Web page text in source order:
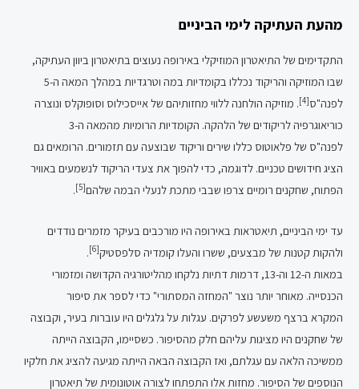
מהעת העתיקה לימי הביניים
התקדימים של התיאטרון המוזיקלי באירופה נעוצים בתיאטרון ביוון העתיקה,
שבו המוזיקה והריקוד נכללו בקומדיות במה וטרגדיות במהלך המאה ה-5
לפנה"ס[4]
. מוזיקה הולחנה ללווי מחזותיהם של אייסכילוס וסופוקלס ונוצרה
כוריאוגרפיה לריקודים של הלהקה. הקומדיות הרומיות מהמאה ה-3
לפנה"ס של פלאוטוס כללו שירים וריקוד שבוצעה עם תזמורים. הרומאים גם
הציג חידושים טכניים. לדוגמה, כדי להפוך את צעדי הריקוד לנשמעים באוויר
הפתוח, שחקנים רומיים צרפו שבבי מתכת לנעלי הבמה שלהם[5]
.
עד ימי הביניים, תיאטראות באירופה היו מורכבים בעיקר מזמרים נודדים
ולהקות קטנות של מבצעים, ששרו והעלו קומדיה סלפסטיק[6]
.
במאות ה-12 וה-13, דרמות דתיות נלקחו מהליטורגיה הקדושה ומזמורי
הכנסייה. מאוחר יותר נוצר "המחזה המסתורי" כדי לספר את סיפור
המקרא ברצף משעשע לפרקים. עגלות על גלגלים היו עוברות בעיר, וקבוצה
של שחקנים היו מציגות עליהם חלק מהסיפור. כשסיימו, הקבוצה הייתה
ממשיכה הלאה עם עגלתם, ואז הקבוצה הבאה הייתה מגיעה להציג את חלקיו
הנוספים של הסיפור. מחזות אלו התפתחו לצורה אוטונומית של תיאטרון